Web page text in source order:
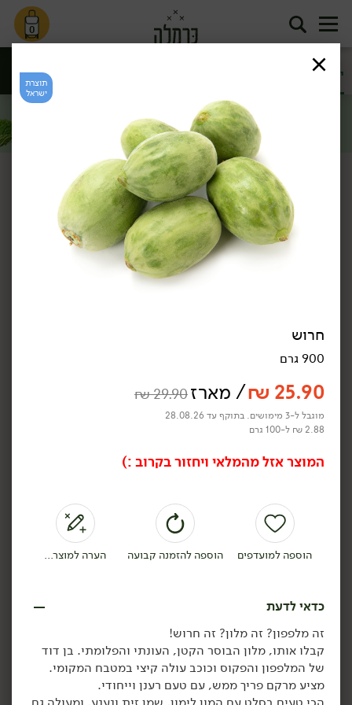
0
ירקות גינה פטריות
סינון
ירקות גינה
מבצע: עגבניה 'מגי' (מארז) ב-19.90 ₪ לק''ג >>
*לפי תקנון מבצע, הזול מבניהם.
כן, אני רוצה
כרמלה To Go: מארז ירקות
3.49 ₪ ל-100 ק״ג
הוספה לסל
מגש ירקות חתוכים
הוספה לסל
ישראל
תוצרת
ישראל
חרוש
900 גרם
25.90
₪/ מארז29.90
₪
מוגבל ל-3 מימושים. בתוקף עד 28.08.26
2.88 ₪ ל-100 גרם
המוצר אזל מהמלאי ויחזור בקרוב :)
הוספה למועדפים הוספה להזמנה קבועה הערה למוצר...
כדאי לדעת
זה מלפפון? זה מלון? זה חרוש!
קבלו אותו, מלון הבוסר הקטן, העונתי והפלומתי. בן דוד
של המלפפון והפקוס וכוכב עולה קיצי במטבח המקומי.
מציע מרקם פריך ממש, עם טעם רענן וייחודי.